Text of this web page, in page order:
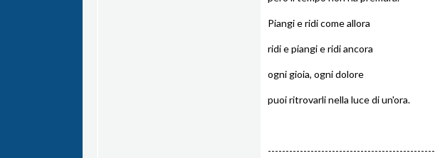
Piangi e ridi come allora
ridi e piangi e ridi ancora
ogni gioia, ogni dolore
puoi ritrovarli nella luce di un'ora.
-----------------------------------------------